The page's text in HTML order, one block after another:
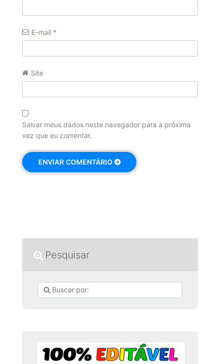
E-mail *
Site
Salvar meus dados neste navegador para a próxima
vez que eu comentar.
Pesquisar